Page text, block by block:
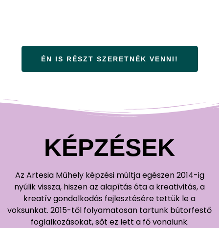
ÉN IS RÉSZT SZERETNÉK VENNI!
KÉPZÉSEK
Az Artesia Műhely képzési múltja egészen 2014-ig
nyúlik vissza, hiszen az alapítás óta a kreativitás, a
kreatív gondolkodás fejlesztésére tettük le a
voksunkat. 2015-től folyamatosan tartunk bútorfestő
foglalkozásokat, sőt ez lett a fő vonalunk.